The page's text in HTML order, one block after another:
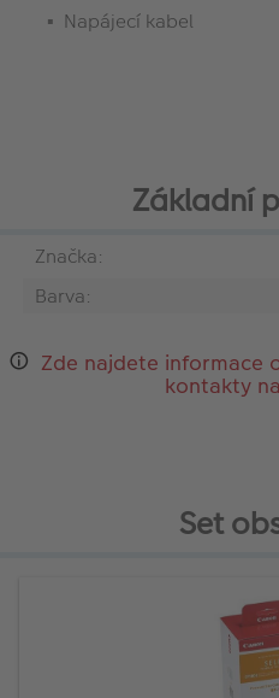
Napájecí kabel
Základní
Značka:
Barva:
Zde najdete informace
kontakty
Set